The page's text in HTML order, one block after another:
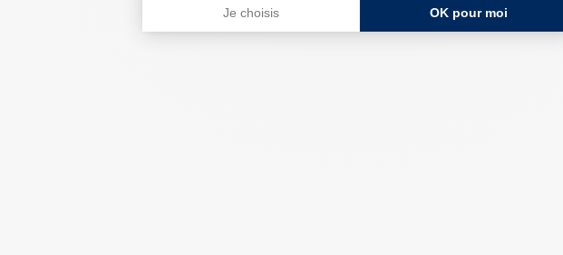
Je choisis OK pour moi